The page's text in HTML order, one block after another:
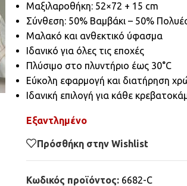
Μαξιλαροθήκη: 52×72 + 15 cm
Σύνθεση: 50% Βαμβάκι – 50%
Μαλακό και ανθεκτικό ύφασμα
Ιδανικό για όλες τις εποχές
Πλύσιμο στο πλυντήριο έως 30°C
Εύκολη εφαρμογή και διατήρηση
Ιδανική επιλογή για κάθε
Εξαντλημένο
Πρόσθήκη στην Wishlist
Κωδικός προϊόντος: 6682-C